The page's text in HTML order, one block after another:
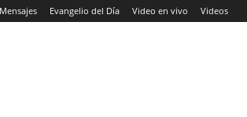
Mensajes Evangelio del Día Video en vivo Videos